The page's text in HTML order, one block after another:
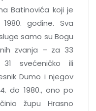
Batinovića koji je
godine. Sva
samo su Bogu
zvanja – za 33
svećeničko ili
Dumo i njegov
do 1980., ono po
župu Hrasno